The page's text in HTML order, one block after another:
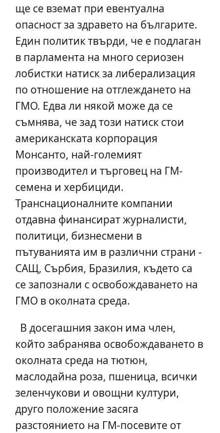
ще се вземат при евентуална
опасност за здравето на българите.
Един политик твърди, че е подлаган
в парламента на много сериозен
лобистки натиск за либерализация
по отношение на отглеждането на
ГМО. Едва ли някой може да се
съмнява, че зад този натиск стои
американската корпорация
Монсанто, най-големият
производител и търговец на ГМ-
семена и хербициди.
Транснационалните компании
отдавна финансират журналисти,
политици, бизнесмени в
пътуванията им в различни страни -
САЩ, Сърбия, Бразилия, където са
се запознали с освобождаването на
ГМО в околната среда.
В досегашния закон има член,
който забранява освобождаването в
околната среда на тютюн,
маслодайна роза, пшеница, всички
зеленчукови и овощни култури,
друго положение засяга
разстоянието на ГМ-посевите от